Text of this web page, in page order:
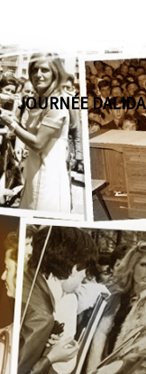
JOURNÉE DALIDA